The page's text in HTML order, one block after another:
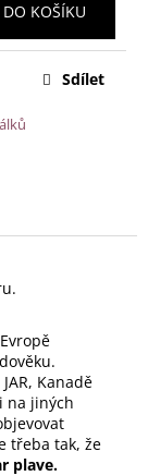
DO KOŠÍKU
Sdílet
Kanadě
na jiných
třeba tak, že
plave.